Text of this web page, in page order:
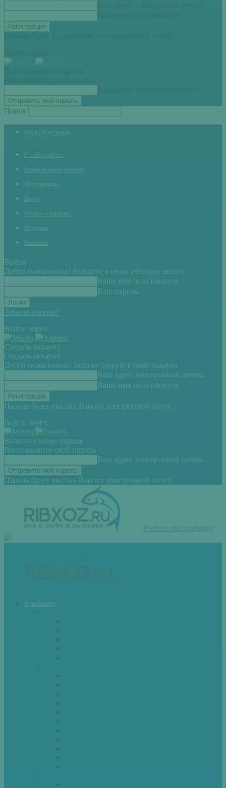
Ваш адрес электронной почты
Ваше имя пользователя
Пароль будет выслан Вам по электронной почте.
Войти через:
Всоатновление пароля
Восстановите свой пароль
Ваш адрес электронной почты
Поиск
Вход/Регистрация
О сайте рыбхоз
Ищем авторов рыбаков
Мероприятия
Видео
Отчеты о рыбалке
Водоемы
Контакты
Войти
Добро пожаловать! Войдите в свою учётную запись
Ваше имя пользователя
Ваш пароль
Забыли пароль?
Войти через:
Создать аккаунт
Создать аккаунт
Добро пожаловать! Зарегистрируйте свой аккаунт
Ваш адрес электронной почты
Ваше имя пользователя
Пароль будет выслан Вам по электронной почте.
Войти через:
Всоатновление пароля
Восстановите свой пароль
Ваш адрес электронной почты
Пароль будет выслан Вам по электронной почте.
Рыбхоз-про рыбалку
О рыбалке